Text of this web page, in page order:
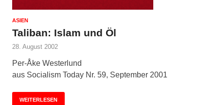
ASIEN
Taliban: Islam und Öl
28. August 2002
Per-Åke Westerlund
aus Socialism Today Nr. 59, Sep­tember 2001
WEITERLESEN